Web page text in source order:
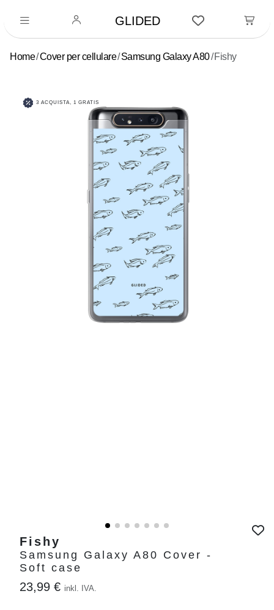
GLIDED
Home Cover per cellulare Samsung Galaxy A80 Fishy
3 ACQUISTA, 1 GRATIS
Fishy
Samsung Galaxy A80 Cover -
Soft case
23,99 € inkl. IVA.